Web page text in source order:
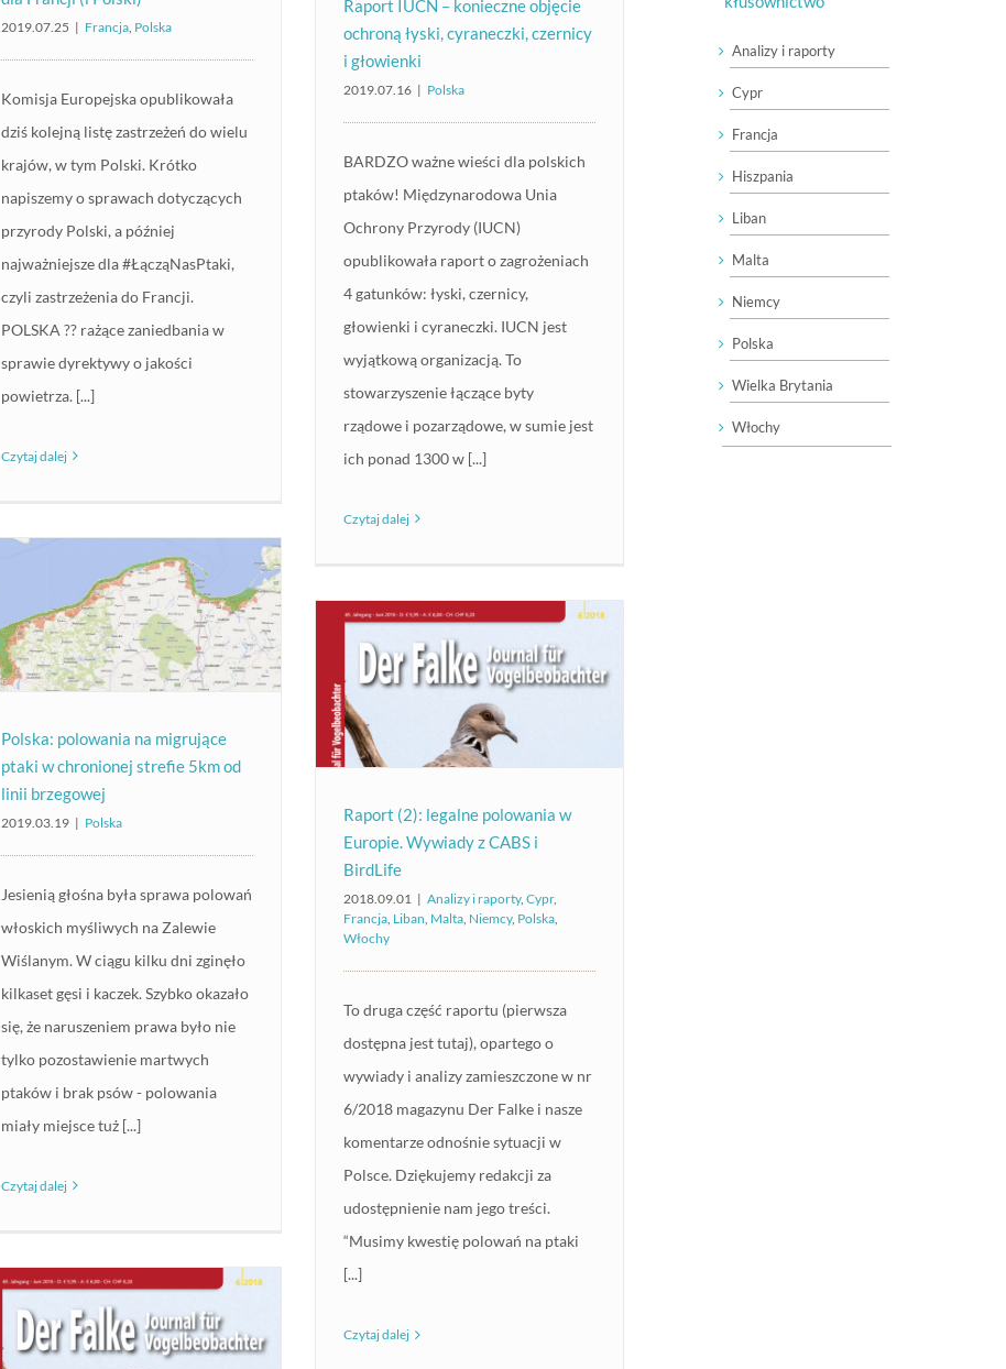
2019.07.25 | Francja Polska
Komisja Europejska opublikowała
dziś kolejną listę zastrzeżeń do wielu
krajów, w tym Polski. Krótko
napiszemy o sprawach dotyczących
przyrody Polski, a później
najważniejsze dla #ŁącząNasPtaki,
czyli zastrzeżenia do Francji.
POLSKA ?? rażące zaniedbania w
sprawie dyrektywy o jakości
powietrza. [...]
Czytaj dalej
Raport IUCN – konieczne objęcie
ochroną łyski, cyraneczki, czernicy
i głowienki
2019.07.16 | Polska
BARDZO ważne wieści dla polskich
ptaków! Międzynarodowa Unia
Ochrony Przyrody (IUCN)
opublikowała raport o zagrożeniach
4 gatunków: łyski, czernicy,
głowienki i cyraneczki. IUCN jest
wyjątkową organizacją. To
stowarzyszenie łączące byty
rządowe i pozarządowe, w sumie jest
ich ponad 1300 w [...]
Czytaj dalej
Polska: polowania na migrujące
ptaki w chronionej strefie 5km od
linii brzegowej
2019.03.19 | Polska
Jesienią głośna była sprawa polowań
włoskich myśliwych na Zalewie
Wiślanym. W ciągu kilku dni zginęło
kilkaset gęsi i kaczek. Szybko okazało
się, że naruszeniem prawa było nie
tylko pozostawienie martwych
ptaków i brak psów - polowania
miały miejsce tuż [...]
Czytaj dalej
Raport (2): legalne polowania w
Europie. Wywiady z CABS i
BirdLife
2018.09.01 | Analizy i raporty,Cypr,
Francja, Liban, Malta, Niemcy, Polska,
Włochy
To druga część raportu (pierwsza
dostępna jest tutaj), opartego o
wywiady i analizy zamieszczone w nr
6/2018 magazynu Der Falke i nasze
komentarze odnośnie sytuacji w
Polsce. Dziękujemy redakcji za
udostępnienie nam jego treści.
“Musimy kwestię polowań na ptaki
[...]
Czytaj dalej
Analizy i raporty
Cypr
Francja
Hiszpania
Liban
Malta
Niemcy
Polska
Wielka Brytania
Włochy